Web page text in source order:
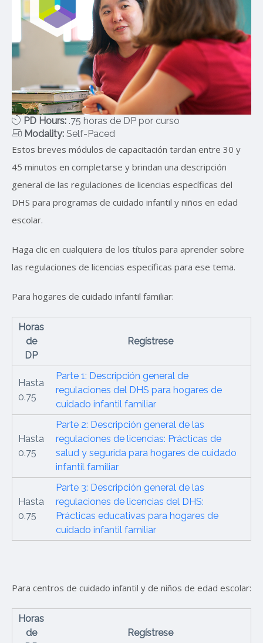
Estos breves módulos de capacitación tardan entre 30 y
45 minutos en completarse y brindan una descripción
general de las regulaciones de licencias específicas del
DHS para programas de cuidado infantil y niños en edad
escolar.
Haga clic en cualquiera de los títulos para aprender sobre
las regulaciones de licencias específicas para ese tema.
Para hogares de cuidado infantil familiar:
Horas
de
DP
Regístrese
Hasta
0.75
Parte 1: Descripción general de
regulaciones del DHS para hogares de
cuidado infantil familiar
Hasta
0.75
Parte 2: Descripción general de las
regulaciones de licencias: Prácticas de
salud y segurida para hogares de cuidado
infantil familiar
Hasta
0.75
Parte 3: Descripción general de las
regulaciones de licencias del DHS:
Prácticas educativas para hogares de
cuidado infantil familiar
Para centros de cuidado infantil y de niños de edad escolar:
Horas
de
Regístrese
PD Hours: .75 horas de DP por curso
Modality: Self-Paced